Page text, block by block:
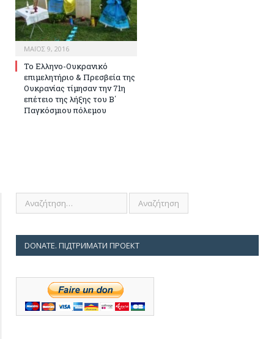
ΜΆΙΟΣ 9, 2016
Το Ελληνο-Ουκρανικό
επιμελητήριο & Πρεσβεία της
Ουκρανίας τίμησαν την 71η
επέτειο της λήξης του Β΄
Παγκόσμιου πόλεμου
DONATE. ПІДТРИМАТИ ПРОЕКТ